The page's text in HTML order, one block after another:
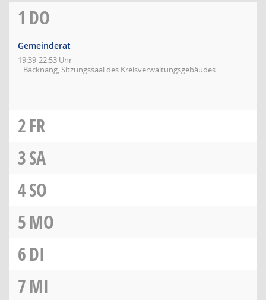
1 DO
Gemeinderat
19:39-22:53 Uhr
Backnang, Sitzungssaal des Kreisverwaltungsgebäudes
2FR
3SA
4SO
5MO
6DI
7MI